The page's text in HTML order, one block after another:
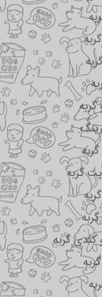
گربه
گربه
کندی گربه